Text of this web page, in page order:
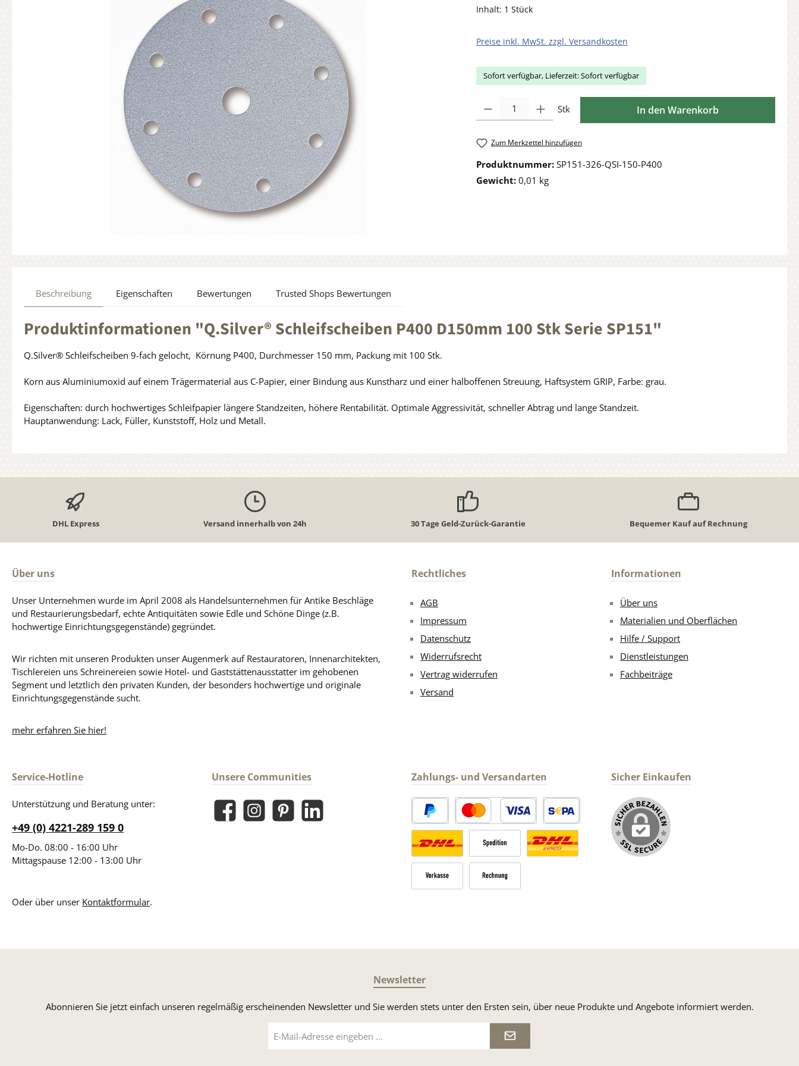
Inhalt: 1 Stück
Preise inkl. MwSt. zzgl. Versandkosten
Sofort verfügbar, Lieferzeit: Sofort verfügbar
Stk In den Warenkorb
Zum Merkzettel hinzufügen
Produktnummer: SP151-326-QSI-150-P400
Gewicht: 0,01 kg
Beschreibung Eigenschaften Bewertungen Trusted Shops Bewertungen
Produktinformationen "Q.Silver® Schleifscheiben P400 D150mm 100 Stk Serie SP151"
Q.Silver® Schleifscheiben 9-fach gelocht, Körnung P400, Durchmesser 150 mm, Packung mit 100 Stk.
Korn aus Aluminiumoxid auf einem Trägermaterial aus C-Papier, einer Bindung aus Kunstharz und einer halboffenen Streuung, Haftsystem GRIP, Farbe: grau.
Eigenschaften: durch hochwertiges Schleifpapier längere Standzeiten, höhere Rentabilität. Optimale Aggressivität, schneller Abtrag und lange Standzeit.
Hauptanwendung: Lack, Füller, Kunststoff, Holz und Metall.
DHL Express Versand innerhalb von 24h 30 Tage Geld-Zurück-Garantie Bequemer Kauf auf Rechnung
Über uns
Unser Unternehmen wurde im April 2008 als Handelsunternehmen für Antike Beschläge
und Restaurierungsbedarf, echte Antiquitäten sowie Edle und Schöne Dinge (z.B.
hochwertige Einrichtungsgegenstände) gegründet.
Wir richten mit unseren Produkten unser Augenmerk auf Restauratoren, Innenarchitekten,
Tischlereien uns Schreinereien sowie Hotel- und Gaststättenausstatter im gehobenen
Segment und letztlich den privaten Kunden, der besonders hochwertige und originale
Einrichtungsgegenstände sucht.
mehr erfahren Sie hier!
Rechtliches
AGB
Impressum
Datenschutz
Widerrufsrecht
Vertrag widerrufen
Versand
Informationen
Über uns
Materialien und Oberflächen
Hilfe / Support
Dienstleistungen
Fachbeiträge
Service-Hotline
Unterstützung und Beratung unter:
+49 (0) 4221-289 159 0
Mo-Do. 08:00 - 16:00 Uhr
Mittagspause 12:00 - 13:00 Uhr
Oder über unser Kontaktformular.
Unsere Communities
FacebookInstagramPinterestLinkedIn
Zahlungs- und Versandarten
PayPal Kredit- oder DebitkarteSEPA Lastschrift
Versandkosten Deutschland normaler Versand Deutsche Post
Sperrgut
Sicher Einkaufen
Newsletter
Abonnieren Sie jetzt einfach unseren regelmäßig erscheinenden Newsletter und Sie werden stets unter den Ersten sein, über neue Produkte und Angebote informiert werden.
Mail-
Adresse